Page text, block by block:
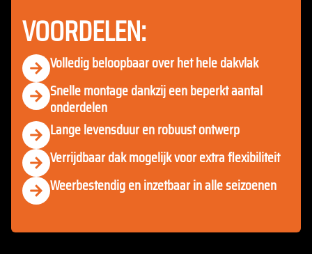
VOORDELEN:
Volledig beloopbaar over het hele dakvlak
Snelle montage dankzij een beperkt aantal
onderdelen
Lange levensduur en robuust ontwerp
Verrijdbaar dak mogelijk voor extra flexibiliteit
Weerbestendig en inzetbaar in alle seizoenen